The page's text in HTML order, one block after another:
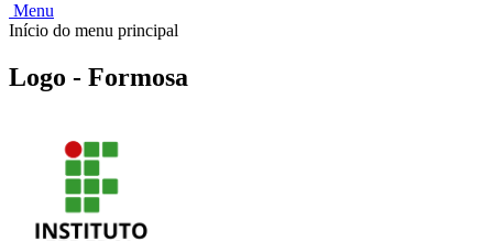
Menu
Início do menu principal
Logo - Formosa